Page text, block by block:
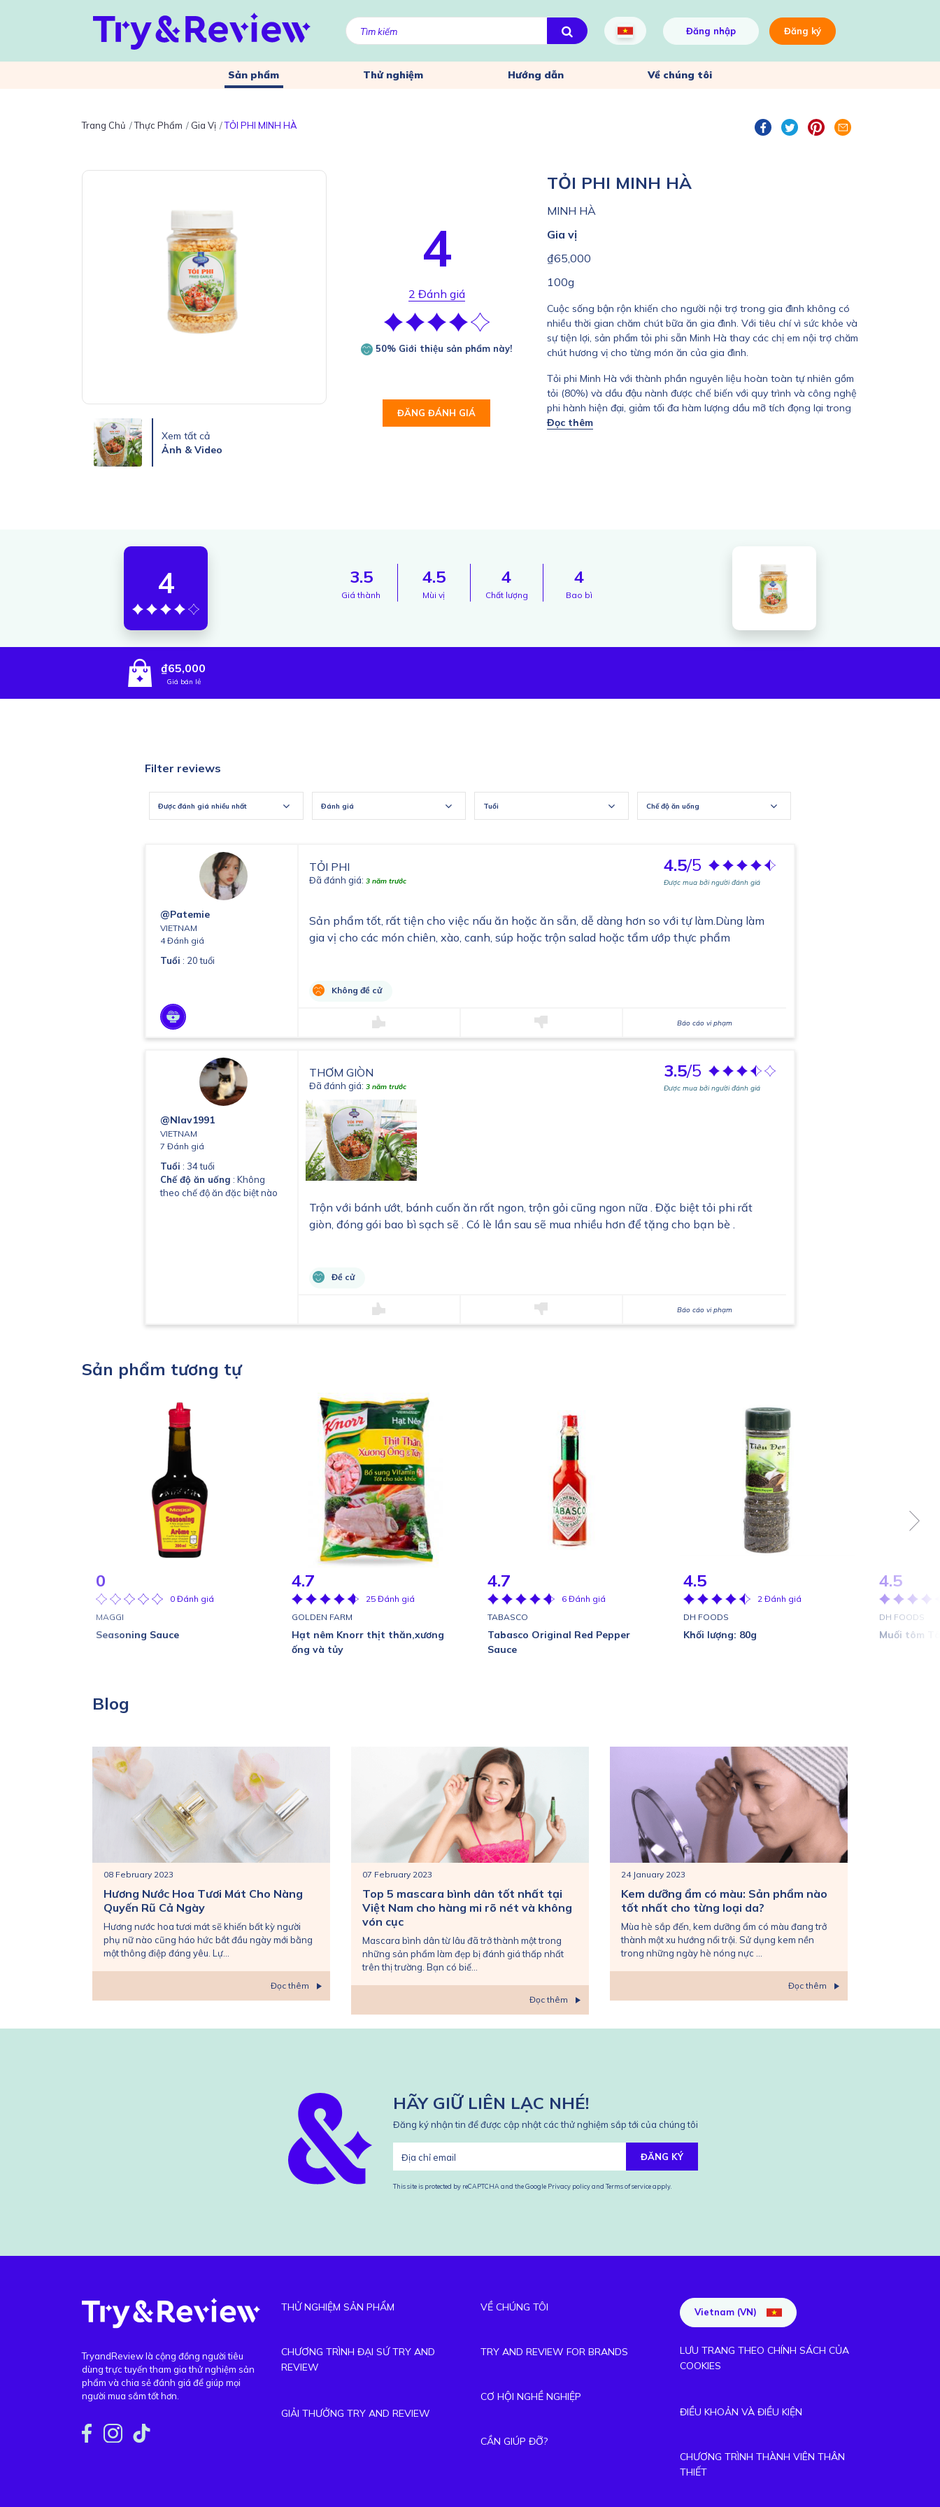
Đăng nhập Đăng ký
Sản phẩm Thử nghiệm Hướng dẫn Về chúng tôi
Trang Chủ Thực Phẩm Gia Vị TỎI PHI MINH HÀ
Xem tất cả
Ảnh & Video
4
2 Đánh giá
50% Giới thiệu sản phẩm này!
ĐĂNG ĐÁNH GIÁ
TỎI PHI MINH HÀ
MINH HÀ
Gia vị
₫65,000
100g
Cuộc sống bận rộn khiến cho người nội trợ trong gia đình không có
nhiều thời gian chăm chút bữa ăn gia đình. Với tiêu chí vì sức khỏe và
sự tiện lợi, sản phẩm tỏi phi sẵn Minh Hà thay các chị em nội trợ chăm
chút hương vị cho từng món ăn của gia đình.
Tỏi phi Minh Hà với thành phần nguyên liệu hoàn toàn tự nhiên gồm
tỏi (80%) và dầu đậu nành được chế biến với quy trình và công nghệ
phi hành hiện đại, giảm tối đa hàm lượng dầu mỡ tích đọng lại trong
thành phẩm, cho hương vị thơm ngon, giòn rùm rụm. Sản phẩm đạt
dụng hết trong vòng 1-2 tháng sau khi mở nắp.
Hạn sử dụng :
4 3.5
Giá thành
4.5
Mùi vị
4
Chất lượng
4
Bao bì
₫65,000
Giá bán lẻ
Filter reviews
Được đánh giá nhiều nhất Đánh giá Tuổi Chế độ ăn uống
@patemie
VIETNAM
4 Đánh giá
Tuổi : 20 tuổi
TỎI PHI
Đã đánh giá: 3 năm trước
4.5/5
Được mua bởi người đánh giá
Sản phẩm tốt, rất tiện cho việc nấu ăn hoặc ăn sẵn, dễ dàng hơn so với tự làm.Dùng làm
gia vị cho các món chiên, xào, canh, súp hoặc trộn salad hoặc tẩm ướp thực phẩm
Không đề cử
Báo cáo vi phạm
@Nlav1991
VIETNAM
7 Đánh giá
Tuổi : 34 tuổi
Chế độ ăn uống : Không
theo chế độ ăn đặc biệt nào
THƠM GIÒN
Đã đánh giá: 3 năm trước
3.5/5
Được mua bởi người đánh giá
Trộn với bánh ướt, bánh cuốn ăn rất ngon, trộn gỏi cũng ngon nữa . Đặc biệt tỏi phi rất
giòn, đóng gói bao bì sạch sẽ . Có lè lần sau sẽ mua nhiều hơn để tặng cho bạn bè .
Đề cử
Báo cáo vi phạm
Sản phẩm tương tự
0
0 Đánh giá
MAGGI
Seasoning Sauce
4.7
25 Đánh giá
GOLDEN FARM
Hạt nêm Knorr thịt thăn,xương
ống và tủy
4.7
6 Đánh giá
TABASCO
Tabasco Original Red Pepper
Sauce
4.5
2 Đánh giá
DH FOODS
Khối lượng: 80g
4.5
DH FOODS
Muối tôm
Blog
08 February 2023
Hương Nước Hoa Tươi Mát Cho Nàng
Quyến Rũ Cả Ngày
Hương nước hoa tươi mát sẽ khiến bất kỳ người
phụ nữ nào cũng háo hức bắt đầu ngày mới bằng
một thông điệp đáng yêu. Lự...
Đọc thêm
07 February 2023
Top 5 mascara bình dân tốt nhất tại
Việt Nam cho hàng mi rõ nét và không
vón cục
Mascara bình dân từ lâu đã trở thành một trong
những sản phẩm làm đẹp bị đánh giá thấp nhất
trên thị trường. Bạn có biế...
Đọc thêm
24 January 2023
Kem dưỡng ẩm có màu: Sản phẩm nào
tốt nhất cho từng loại da?
Mùa hè sắp đến, kem dưỡng ẩm có màu đang trở
thành một xu hướng nổi trội. Sử dụng kem nền
trong những ngày hè nóng nực ...
Đọc thêm
HÃY GIỮ LIÊN LẠC NHÉ!
Đăng ký nhận tin để được cập nhật các thử nghiệm sắp tới của chúng tôi
ĐĂNG KÝ
This site is protected by reCAPTCHA and the Google Privacy policyand Terms of serviceapply.
TryandReview là cộng đồng người tiêu
dùng trực tuyến tham gia thử nghiệm sản
phẩm và chia sẻ đánh giá để giúp mọi
người mua sắm tốt hơn.
THỬ NGHIỆM SẢN PHẨM
CHƯƠNG TRÌNH ĐẠI SỨ TRY AND
REVIEW
GIẢI THƯỞNG TRY AND REVIEW
VỀ CHÚNG TÔI
TRY AND REVIEW FOR BRANDS
CƠ HỘI NGHỀ NGHIỆP
CẦN GIÚP ĐỠ?
Vietnam (VN)
LƯU TRANG THEO CHÍNH SÁCH CỦA
COOKIES
ĐIỀU KHOẢN VÀ ĐIỀU KIỆN
CHƯƠNG TRÌNH THÀNH VIÊN THÂN
THIẾT